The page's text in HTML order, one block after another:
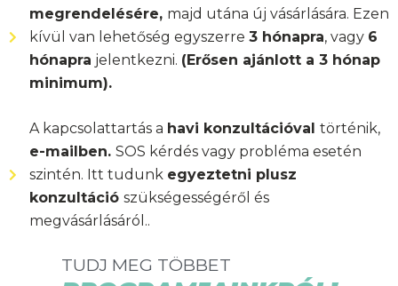
megrendelésére, majd utána új vásárlására. Ezen
kívül van lehetőség egyszerre 3 hónapra, vagy 6
hónapra jelentkezni. (Erősen ajánlott a 3 hónap
minimum).
A kapcsolattartás a havi konzultációval történik,
e-mailben. SOS kérdés vagy probléma esetén
szintén. Itt tudunk egyeztetni plusz
konzultáció szükségességéről és
megvásárlásáról..
TUDJ MEG TÖBBET